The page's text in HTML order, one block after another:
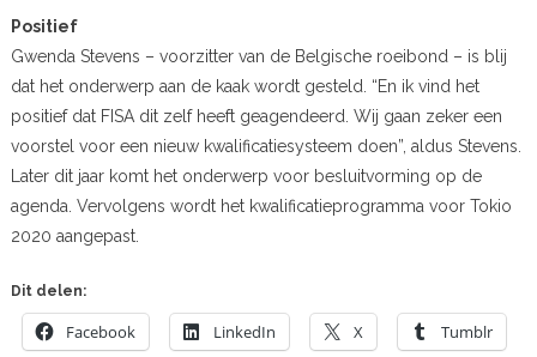
Positief
Gwenda Stevens – voorzitter van de Belgische roeibond – is blij
dat het onderwerp aan de kaak wordt gesteld. “En ik vind het
positief dat FISA dit zelf heeft geagendeerd. Wij gaan zeker een
voorstel voor een nieuw kwalificatiesysteem doen”, aldus Stevens.
Later dit jaar komt het onderwerp voor besluitvorming op de
agenda. Vervolgens wordt het kwalificatieprogramma voor Tokio
2020 aangepast.
Dit delen:
Facebook LinkedIn X Tumblr